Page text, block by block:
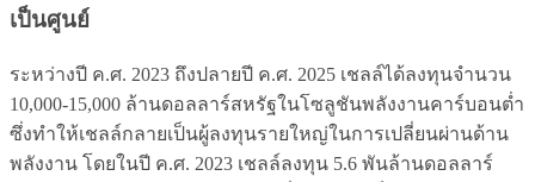
เป็นศูนย์
ระหว่างปี ค.ศ. 2023 ถึงปลายปี ค.ศ. 2025 เชลล์ได้ลงทุนจำนวน
10,000-15,000 ล้านดอลลาร์สหรัฐในโซลูชันพลังงานคาร์บอนต่ำ
ซึ่งทำให้เชลล์กลายเป็นผู้ลงทุนรายใหญ่ในการเปลี่ยนผ่านด้าน
พลังงาน โดยในปี ค.ศ. 2023 เชลล์ลงทุน 5.6 พันล้านดอลลาร์